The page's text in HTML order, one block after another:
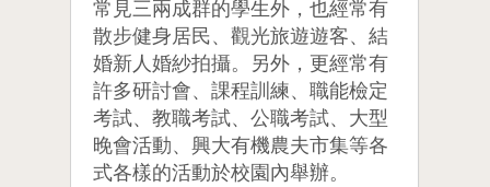
常見三兩成群的學生外，也經常有
散步健身居民、觀光旅遊遊客、結
婚新人婚紗拍攝。另外，更經常有
許多研討會、課程訓練、職能檢定
考試、教職考試、公職考試、大型
晚會活動、興大有機農夫市集等各
式各樣的活動於校園內舉辦。